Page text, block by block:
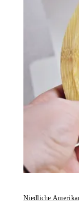
Niedliche